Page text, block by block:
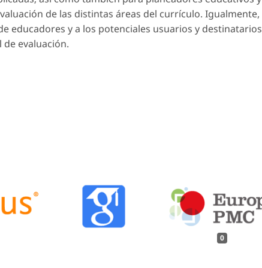
de las distintas áreas del currículo. Igualmente,
educadores y a los potenciales usuarios y destinatarios
evaluación.
0